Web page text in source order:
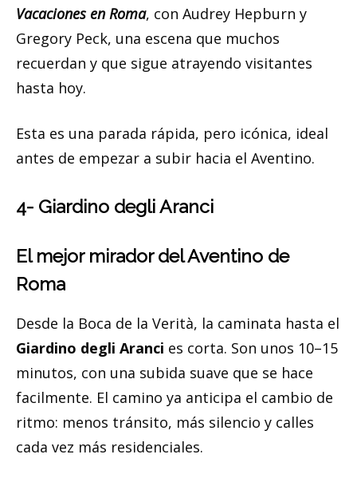
Vacaciones en Roma, con Audrey Hepburn y
Gregory Peck, una escena que muchos
recuerdan y que sigue atrayendo visitantes
hasta hoy.
Esta es una parada rápida, pero icónica, ideal
antes de empezar a subir hacia el Aventino.
4- Giardino degli Aranci
El mejor mirador del Aventino de
Roma
Desde la Boca de la Verità, la caminata hasta el
Giardino degli Aranci es corta. Son unos 10–15
minutos, con una subida suave que se hace
facilmente. El camino ya anticipa el cambio de
ritmo: menos tránsito, más silencio y calles
cada vez más residenciales.